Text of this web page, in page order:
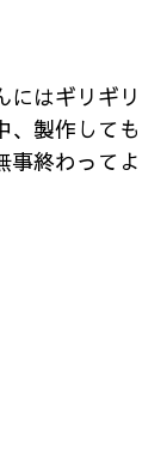
にはギリギリ
、製作しても
事終わってよ